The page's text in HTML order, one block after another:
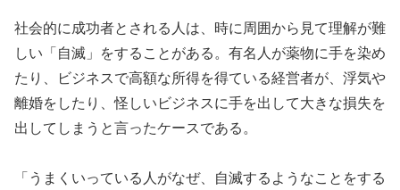
社会的に成功者とされる人は、時に周囲から見て理解が難
しい「自滅」をすることがある。有名人が薬物に手を染め
たり、ビジネスで高額な所得を得ている経営者が、浮気や
離婚をしたり、怪しいビジネスに手を出して大きな損失を
出してしまうと言ったケースである。
「うまくいっている人がなぜ、自滅するようなことをする